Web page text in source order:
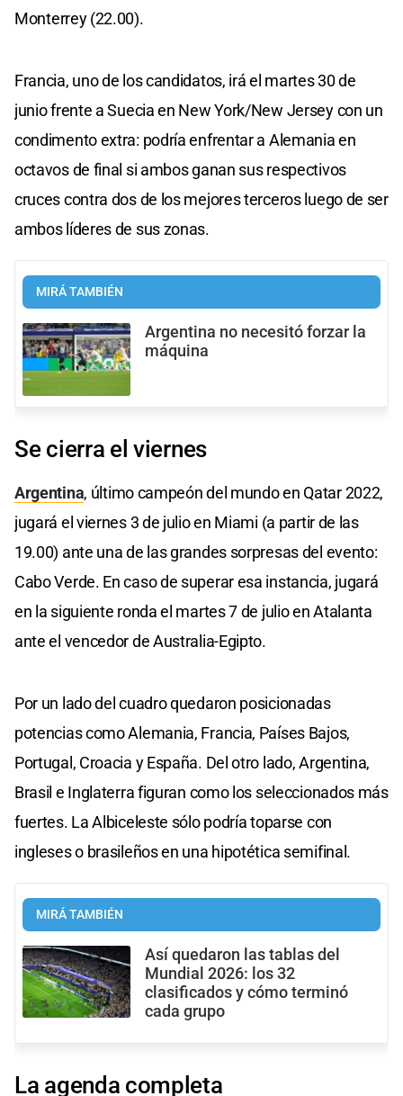
Monterrey (22.00).
Francia, uno de los candidatos, irá el martes 30 de
junio frente a Suecia en New York/New Jersey con un
condimento extra: podría enfrentar a Alemania en
octavos de final si ambos ganan sus respectivos
cruces contra dos de los mejores terceros luego de ser
ambos líderes de sus zonas.
MIRÁ TAMBIÉN
Argentina no necesitó forzar la
máquina
Se cierra el viernes
Argentina, último campeón del mundo en Qatar 2022,
jugará el viernes 3 de julio en Miami (a partir de las
19.00) ante una de las grandes sorpresas del evento:
Cabo Verde. En caso de superar esa instancia, jugará
en la siguiente ronda el martes 7 de julio en Atalanta
ante el vencedor de Australia-Egipto.
Por un lado del cuadro quedaron posicionadas
potencias como Alemania, Francia, Países Bajos,
Portugal, Croacia y España. Del otro lado, Argentina,
Brasil e Inglaterra figuran como los seleccionados más
fuertes. La Albiceleste sólo podría toparse con
ingleses o brasileños en una hipotética semifinal.
MIRÁ TAMBIÉN
Así quedaron las tablas del
Mundial 2026: los 32
clasificados y cómo terminó
cada grupo
La agenda completa